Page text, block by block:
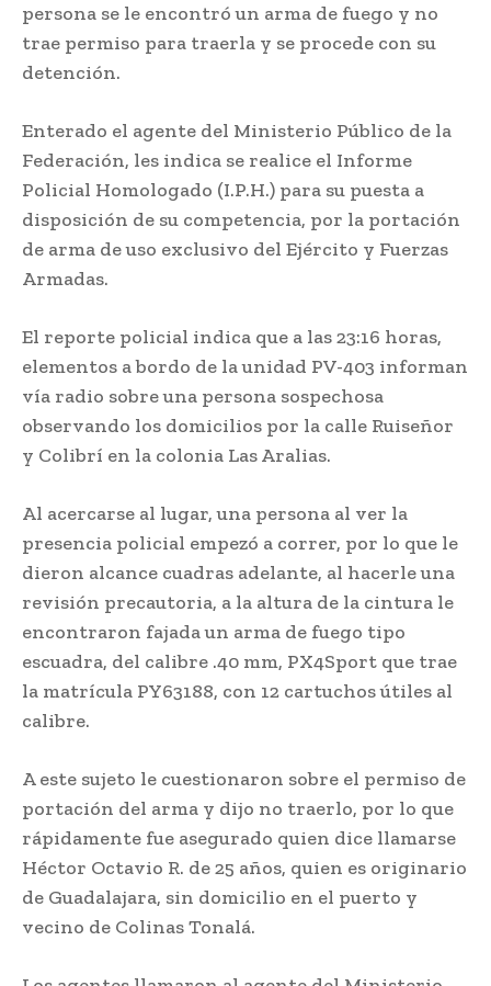
persona se le encontró un arma de fuego y no
trae permiso para traerla y se procede con su
detención.
Enterado el agente del Ministerio Público de la
Federación, les indica se realice el Informe
Policial Homologado (I.P.H.) para su puesta a
disposición de su competencia, por la portación
de arma de uso exclusivo del Ejército y Fuerzas
Armadas.
El reporte policial indica que a las 23:16 horas,
elementos a bordo de la unidad PV-403 informan
vía radio sobre una persona sospechosa
observando los domicilios por la calle Ruiseñor
y Colibrí en la colonia Las Aralias.
Al acercarse al lugar, una persona al ver la
presencia policial empezó a correr, por lo que le
dieron alcance cuadras adelante, al hacerle una
revisión precautoria, a la altura de la cintura le
encontraron fajada un arma de fuego tipo
escuadra, del calibre .40 mm, PX4Sport que trae
la matrícula PY63188, con 12 cartuchos útiles al
calibre.
A este sujeto le cuestionaron sobre el permiso de
portación del arma y dijo no traerlo, por lo que
rápidamente fue asegurado quien dice llamarse
Héctor Octavio R. de 25 años, quien es originario
de Guadalajara, sin domicilio en el puerto y
vecino de Colinas Tonalá.